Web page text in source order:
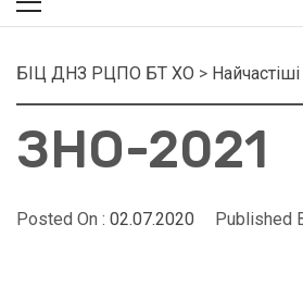
БІЦ ДНЗ РЦПО БТ ХО >
ЗНО-2021
Posted On : 02.07.2020 Published